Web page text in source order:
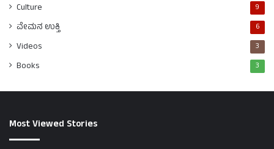
Culture 9
ವೇಮನ ಉಕ್ತಿ 6
Videos 3
Books 3
Most Viewed Stories